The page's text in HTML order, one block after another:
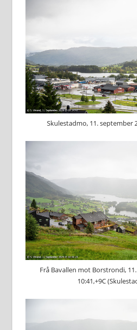
Skulestadmo, 11. september
Frå Bavallen mot Borstrondi,
10:41,+9C